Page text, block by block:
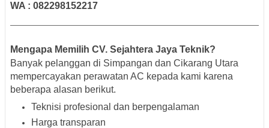
WA : 082298152217
Mengapa Memilih CV. Sejahtera Jaya Teknik?
Banyak pelanggan di Simpangan dan Cikarang Utara
mempercayakan perawatan AC kepada kami karena
beberapa alasan berikut.
Teknisi profesional dan berpengalaman
Harga transparan